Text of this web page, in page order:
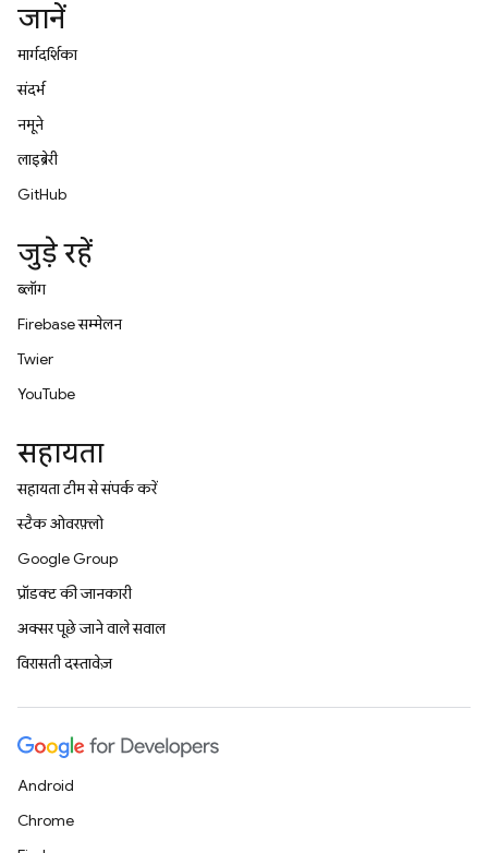
जानें
मार्गदर्शिका
संदर्भ
नमूने
लाइब्रेरी
GitHub
जुड़े रहें
ब्लॉग
Firebase सम्मेलन
Twitter
YouTube
सहायता
सहायता टीम से संपर्क करें
स्टैक ओवरफ़्लो
Google Group
प्रॉडक्ट की जानकारी
अक्सर पूछे जाने वाले सवाल
विरासती दस्तावेज़
Android
Chrome